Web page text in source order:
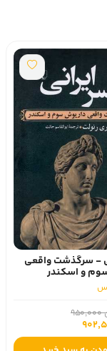
- سرگذشت واقعی
و اسکندر